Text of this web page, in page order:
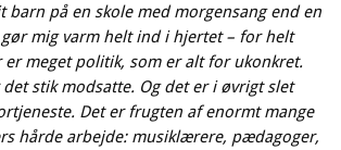
barn på en skole med morgensang end en
mig varm helt ind i hjertet – for helt
meget politik, som er alt for ukonkret.
stik modsatte. Og det er i øvrigt slet
Det er frugten af enormt mange
hårde arbejde: musiklærere, pædagoger,